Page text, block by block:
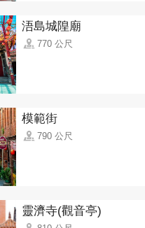
浯島城隍廟
770 公尺
模範街
790 公尺
靈濟寺(觀音亭)